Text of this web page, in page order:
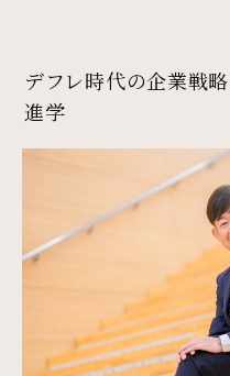
デフレ時代の企業戦
進学